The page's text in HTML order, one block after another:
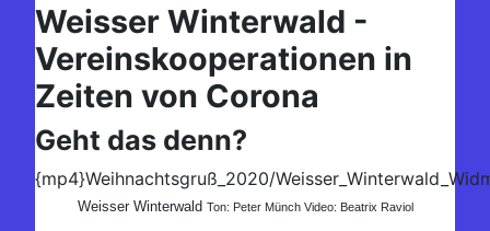
Weisser Winterwald -
Vereinskooperationen in
Zeiten von Corona
Geht das denn?
{mp4}Weihnachtsgruß_2020/
Weisser Winterwald Ton: Peter Münch Video: Beatrix Raviol